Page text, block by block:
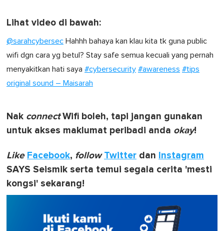
Lihat video di bawah:
@sarahcybersec Hahhh bahaya kan klau kita tk guna public
wifi dgn cara yg betul? Stay safe semua kecuali yang pernah
menyakitkan hati saya #cybersecurity #awareness #tips
original sound – Maisarah
Nak connectWifi boleh, tapi jangan gunakan
untuk akses maklumat peribadi anda okay!
Like Facebook, follow Twitter dan Instagram
SAYS Seismik serta temui segala cerita 'mesti
kongsi' sekarang!